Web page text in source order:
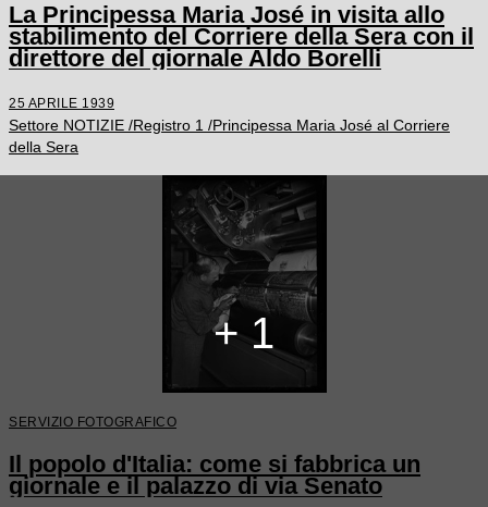
La Principessa Maria José in visita allo
stabilimento del Corriere della Sera con il
direttore del giornale Aldo Borelli
25 APRILE 1939
Settore NOTIZIE /Registro 1 /Principessa Maria José al Corriere
della Sera
+ 1
SERVIZIO FOTOGRAFICO
Il popolo d'Italia: come si fabbrica un
giornale e il palazzo di via Senato